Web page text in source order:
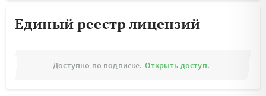
Единый реестр лицензий
Доступно по подписке. Открыть доступ.